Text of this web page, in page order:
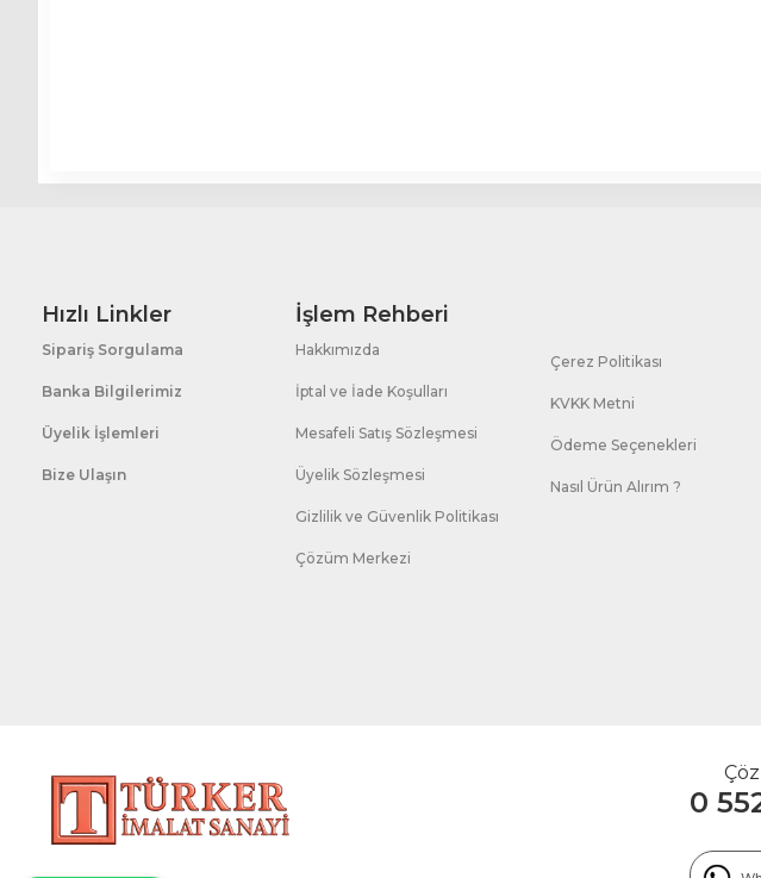
Hızlı Linkler
Sipariş Sorgulama
Banka Bilgilerimiz
Üyelik İşlemleri
Bize Ulaşın
İşlem Rehberi
Hakkımızda
İptal ve İade Koşulları
Mesafeli Satış Sözleşmesi
Üyelik Sözleşmesi
Gizlilik ve Güvenlik Politikası
Çözüm Merkezi
Çerez Politikası
KVKK Metni
Ödeme Seçenekleri
Nasıl Ürün Alırım ?
0